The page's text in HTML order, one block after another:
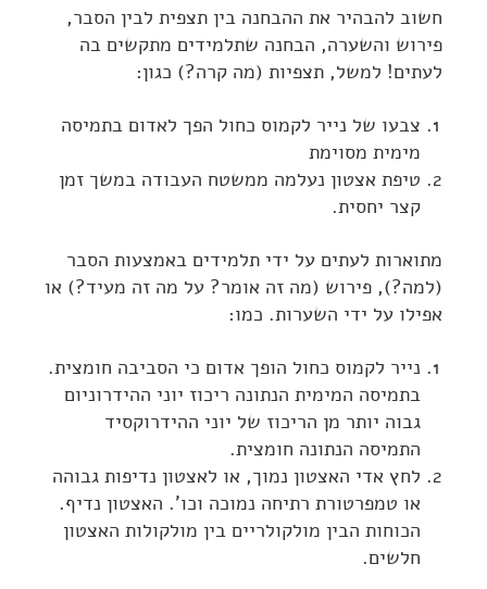
חשוב להבהיר את ההבחנה בין תצפית לבין הסבר,
פירוש והשערה, הבחנה שתלמידים מתקשים בה
לעתים! למשל, תצפיות (מה קרה?) כגון:
צבעו של נייר לקמוס כחול הפך לאדום בתמיסה
מימית מסוימת
טיפת אצטון נעלמה ממשטח העבודה במשך זמן
קצר יחסית.
מתוארות לעתים על ידי תלמידים באמצעות הסבר
(למה?), פירוש (מה זה אומר? על מה זה מעיד?) או
אפילו על ידי השערות. כמו:
נייר לקמוס כחול הופך אדום כי הסביבה חומצית.
בתמיסה המימית הנתונה ריכוז יוני ההידרוניום
גבוה יותר מן הריכוז של יוני ההידרוקסיד
התמיסה הנתונה חומצית.
לחץ אדי האצטון נמוך, או לאצטון נדיפות גבוהה
או טמפרטורת רתיחה נמוכה וכו'. האצטון נדיף.
הכוחות הבין מולקולריים בין מולקולות האצטון
חלשים.